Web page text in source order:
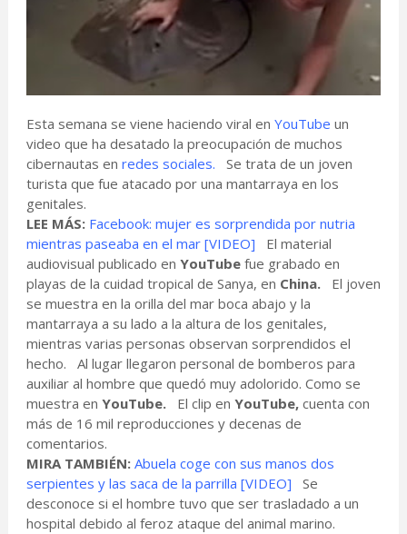
Esta semana se viene haciendo viral en YouTube un
video que ha desatado la preocupación de muchos
cibernautas en redes sociales. Se trata de un joven
turista que fue atacado por una mantarraya en los
genitales.
LEE MÁS: Facebook: mujer es sorprendida por nutria
mientras paseaba en el mar [VIDEO] El material
audiovisual publicado en YouTube fue grabado en
playas de la cuidad tropical de Sanya, en China.El joven
se muestra en la orilla del mar boca abajo y la
mantarraya a su lado a la altura de los genitales,
mientras varias personas observan sorprendidos el
hecho. Al lugar llegaron personal de bomberos para
auxiliar al hombre que quedó muy adolorido. Como se
muestra en YouTube.El clip en YouTube,cuenta con
más de 16 mil reproducciones y decenas de
comentarios.
MIRA TAMBIÉN: Abuela coge con sus manos dos
serpientes y las saca de la parrilla [VIDEO] Se
desconoce si el hombre tuvo que ser trasladado a un
hospital debido al feroz ataque del animal marino.